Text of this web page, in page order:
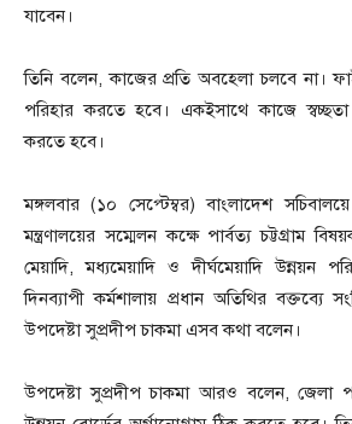
যাবেন।
তিনি বলেন, কাজের প্রতি অবহেলা চলবে না।
পরিহার করতে হবে। একইসাথে কাজে স্বচ্ছতা
করতে হবে।
মঙ্গলবার (১০ সেপ্টেম্বর) বাংলাদেশ সচিবালয়ে
মন্ত্রণালয়ের সম্মেলন কক্ষে পার্বত্য চট্টগ্রাম
মেয়াদি, মধ্যমেয়াদি ও দীর্ঘমেয়াদি উন্নয়ন
দিনব্যাপী কর্মশালায় প্রধান অতিথির বক্তব্যে
উপদেষ্টা সুপ্রদীপ চাকমা এসব কথা বলেন।
উপদেষ্টা সুপ্রদীপ চাকমা আরও বলেন, জেলা